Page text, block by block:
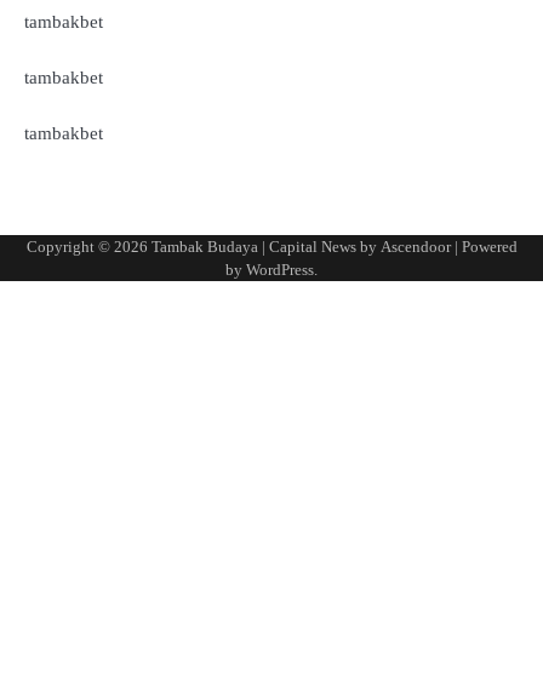
tambakbet
tambakbet
tambakbet
Copyright © 2026 Tambak Budaya| Capital News by Ascendoor| Powered
by WordPress.